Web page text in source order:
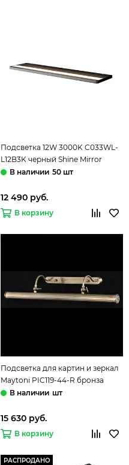
Подсветка 12W 3000K C033WL-
L12B3K черный Shine Mirror
Maytoni
50 шт
12 490 руб.
В корзину
Подсветка для картин и зеркал
Maytoni PIC119-44-R бронза
Govanni Pictureшт
15 630 руб.
В корзину
РАСПРОДАНО